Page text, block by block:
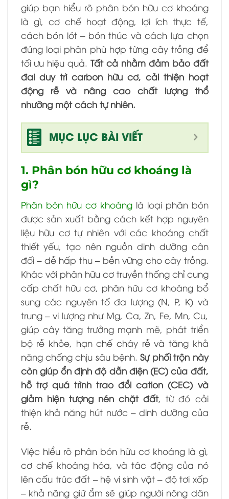
giúp bạn hiểu rõ phân bón hữu cơ khoáng
là gì, cơ chế hoạt động, lợi ích thực tế,
cách bón lót – bón thúc và cách lựa chọn
đúng loại phân phù hợp từng cây trồng để
tối ưu hiệu quả.Tất cả nhằm đảm bảo đất
đai duy trì carbon hữu cơ, cải thiện hoạt
động rễ và nâng cao chất lượng thổ
nhưỡng một cách tự nhiên.
MỤC LỤC BÀI VIẾT
1. Phân bón hữu cơ khoáng là
gì?
Phân bón hữu cơ khoánglà loại phân bón
được sản xuất bằng cách kết hợp nguyên
liệu hữu cơ tự nhiên với các khoáng chất
thiết yếu, tạo nên nguồn dinh dưỡng cân
đối – dễ hấp thu – bền vững cho cây trồng.
Khác với phân hữu cơ truyền thống chỉ cung
cấp chất hữu cơ, phân hữu cơ khoáng bổ
sung các nguyên tố đa lượng (N, P, K) và
trung – vi lượng như Mg, Ca, Zn, Fe, Mn, Cu,
giúp cây tăng trưởng mạnh mẽ, phát triển
bộ rễ khỏe, hạn chế cháy rễ và tăng khả
năng chống chịu sâu bệnh.Sự phối trộn này
còn giúp ổn định độ dẫn điện (EC) của đất,
hỗ trợ quá trình trao đổi cation (CEC) và
giảm hiện tượng nén chặt đất, từ đó cải
thiện khả năng hút nước – dinh dưỡng của
rễ.
Việc hiểu rõ phân bón hữu cơ khoáng là gì,
cơ chế khoáng hóa, và tác động của nó
lên cấu trúc đất – hệ vi sinh vật – độ tơi xốp
– khả năng giữ ẩm sẽ giúp người nông dân